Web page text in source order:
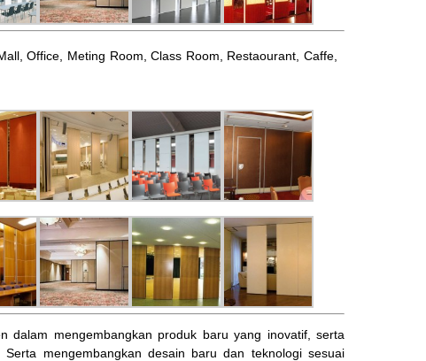
Office, Meting Room, Class Room, Restaourant, Caffe,
dalam mengembangkan produk baru yang inovatif, serta
mengembangkan desain baru dan teknologi sesuai